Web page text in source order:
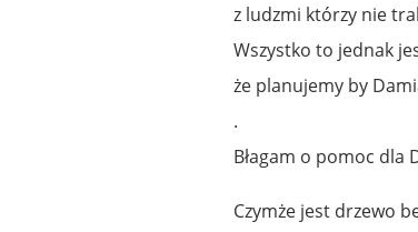
z ludzmi którzy nie
Wszystko to jednak
że planujemy by
.
Błagam o pomoc dla
Czymże jest drzewo